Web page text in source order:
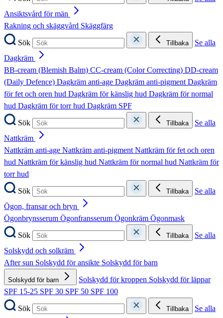
Ansiktsvård för män
Rakning och skäggvård Skäggfärg
Sök
Tillbaka
Se alla
Dagkräm
BB-cream (Blemish Balm) CC-cream (Color Correcting) DD-cream
(Daily Defence) Dagkräm anti-age Dagkräm anti-pigmentDagkräm
för fet och oren hud Dagkräm för känslig hud Dagkräm för normal
hud Dagkräm för torr hud Dagkräm SPF
Sök
Tillbaka
Se alla
Nattkräm
Nattkräm anti-age Nattkräm anti-pigmentNattkräm för fet och oren
hud Nattkräm för känslig hud Nattkräm för normal hud Nattkräm för
torr hud
Sök
Tillbaka
Se alla
Ögon, fransar och bryn
Ögonbrynsserum Ögonfransserum Ögonkräm Ögonmask
Sök
Tillbaka
Se alla
Solskydd och solkräm
After sun Solskydd för ansikte Solskydd för barn
Solskydd för barn Solskydd för kroppen Solskydd för läppar
SPF 15-25 SPF 30 SPF 50 SPF 100
Sök
Tillbaka
Se alla